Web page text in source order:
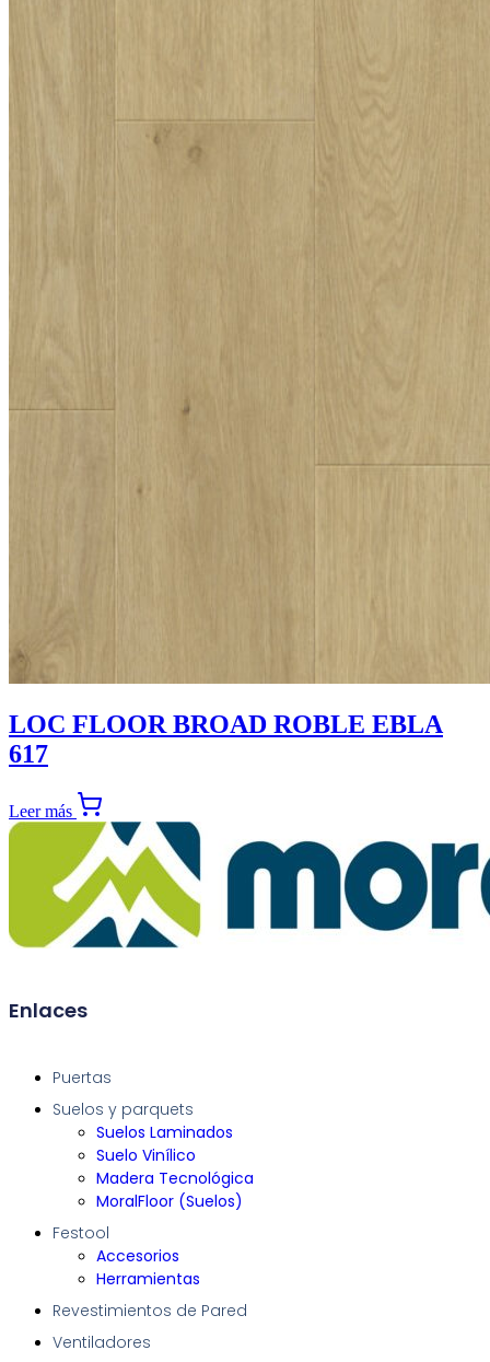
LOC FLOOR BROAD ROBLE EBLA
617
Leer más
Enlaces
Puertas
Suelos y parquets
Suelos Laminados
Suelo Vinílico
Madera Tecnológica
MoralFloor (Suelos)
Festool
Accesorios
Herramientas
Revestimientos de Pared
Ventiladores